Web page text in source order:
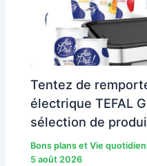
Tentez de
électrique TEFAL
sélection de
Bons plans et Vie
5 août 2026